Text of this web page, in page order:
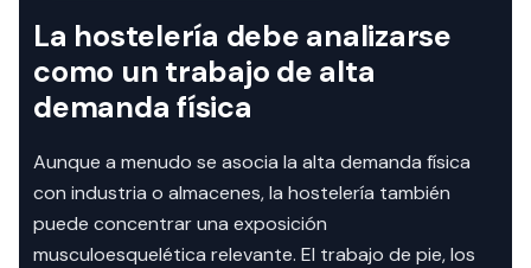
La hostelería debe analizarse
como un trabajo de alta
demanda física
Aunque a menudo se asocia la alta demanda física
con industria o almacenes, la hostelería también
puede concentrar una exposición
musculoesquelética relevante. El trabajo de pie, los